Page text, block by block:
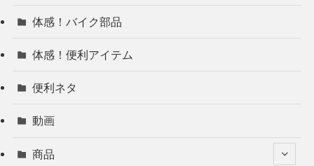
体感！バイク部品
体感！便利アイテム
便利ネタ
動画
商品